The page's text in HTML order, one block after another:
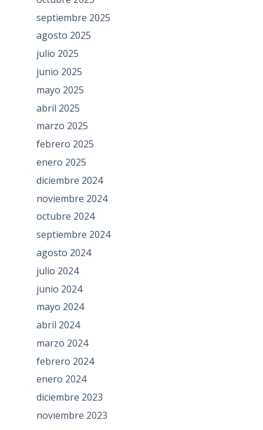
septiembre 2025
agosto 2025
julio 2025
junio 2025
mayo 2025
abril 2025
marzo 2025
febrero 2025
enero 2025
diciembre 2024
noviembre 2024
octubre 2024
septiembre 2024
agosto 2024
julio 2024
junio 2024
mayo 2024
abril 2024
marzo 2024
febrero 2024
enero 2024
diciembre 2023
noviembre 2023